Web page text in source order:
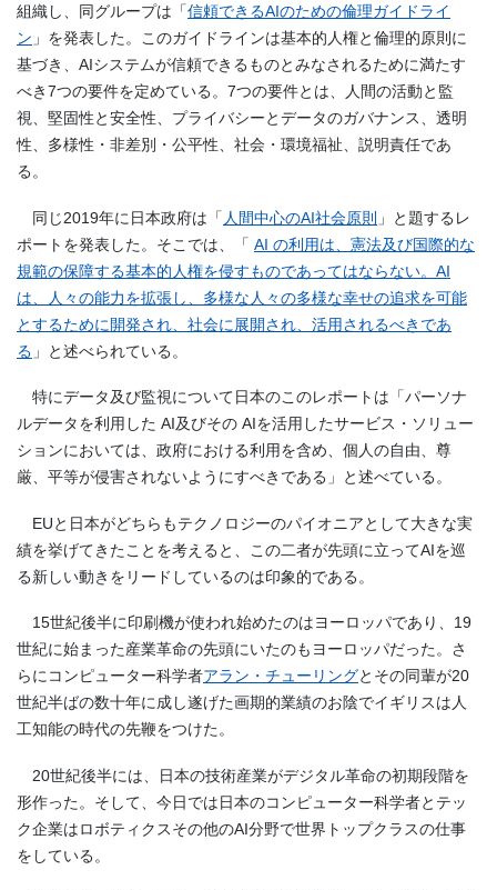
組織し、同グループは「信頼できるAIのための倫理ガイドライ
ン 」を発表した。このガイドラインは基本的人権と倫理的原則に
基づき、AIシステムが信頼できるものとみなされるために満たす
べき7つの要件を定めている。7つの要件とは、人間の活動と監
視、堅固性と安全性、プライバシーとデータのガバナンス、透明
性、多様性・非差別・公平性、社会・環境福祉、説明責任であ
る。
同じ2019年に日本政府は「 人間中心のAI社会原則 」と題するレ
ポートを発表した。そこでは、「 AI の利用は、憲法及び国際的な
規範の保障する基本的人権を侵すものであってはならない。AI
は、人々の能力を拡張し、多様な人々の多様な幸せの追求を可能
とするために開発され、社会に展開され、活用されるべきであ
る 」と述べられている。
特にデータ及び監視について日本のこのレポートは「パーソナ
ルデータを利用した AI及びその AIを活用したサービス・ソリュー
ションにおいては、政府における利用を含め、個人の自由、尊
厳、平等が侵害されないようにすべきである」と述べている。
EUと日本がどちらもテクノロジーのパイオニアとして大きな実
績を挙げてきたことを考えると、この二者が先頭に立ってAIを巡
る新しい動きをリードしているのは印象的である。
15世紀後半に印刷機が使われ始めたのはヨーロッパであり、19
世紀に始まった産業革命の先頭にいたのもヨーロッパだった。さ
らにコンピューター科学者アラン・チューリングとその同輩が20
世紀半ばの数十年に成し遂げた画期的業績のお陰でイギリスは人
工知能の時代の先鞭をつけた。
20世紀後半には、日本の技術産業がデジタル革命の初期段階を
形作った。そして、今日では日本のコンピューター科学者とテッ
ク企業はロボティクスその他のAI分野で世界トップクラスの仕事
をしている。